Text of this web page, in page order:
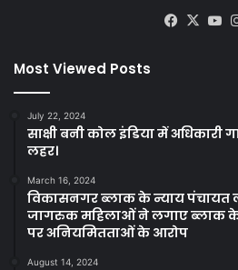
X
Most Viewed Posts
July 22, 2024
साक्षी बनी कोल इंडिया में अधिकारी
लहर।
March 16, 2024
विकासनगर ब्लाक के न्याय पंचायत
जागरुक महिलाओं ने लगाए ब्लाक के
पर अनियमितताओं के आरोप
August 14, 2024